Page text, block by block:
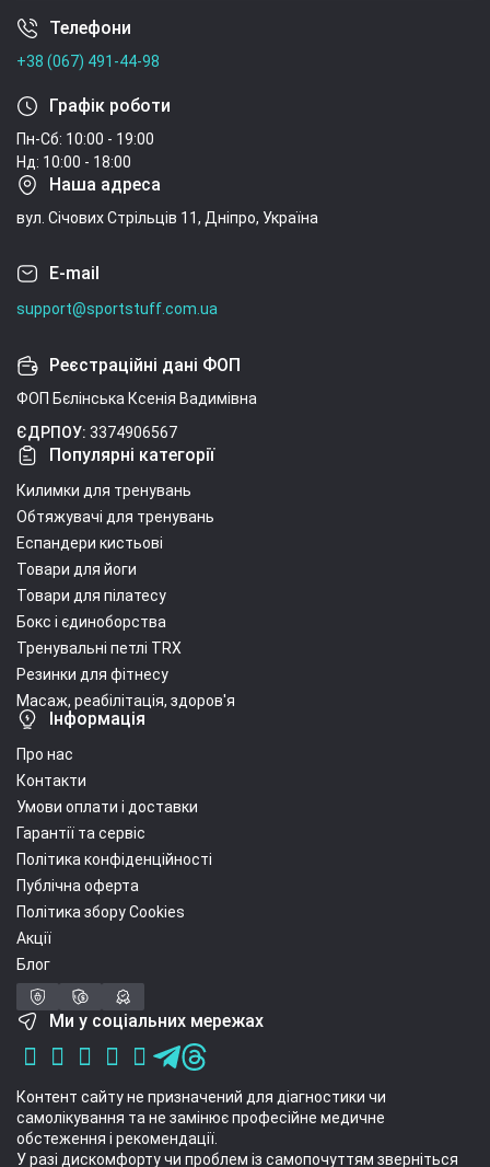
Умови угоди
Телефони
+38 (067) 491-44-98
Графік роботи
Пн-Сб: 10:00 - 19:00
Нд: 10:00 - 18:00
Наша адреса
вул. Січових Стрільців 11, Дніпро, Україна
E-mail
support@sportstuff.com.ua
Реєстраційні дані ФОП
ФОП Бєлінська Ксенія Вадимівна
ЄДРПОУ: 3374906567
Популярні категорії
Килимки для тренувань
Обтяжувачі для тренувань
Еспандери кистьові
Товари для йоги
Товари для пілатесу
Бокс і єдиноборства
Тренувальні петлі TRX
Резинки для фітнесу
Масаж, реабілітація, здоров'я
Інформація
Про нас
Контакти
Умови оплати і доставки
Гарантії та сервіс
Політика конфіденційності
Публічна оферта
Політика збору Cookies
Акції
Блог
Ми у соціальних мережах
Контент сайту не призначений для діагностики чи
самолікування та не замінює професійне медичне
обстеження і рекомендації.
У разі дискомфорту чи проблем із самопочуттям зверніться